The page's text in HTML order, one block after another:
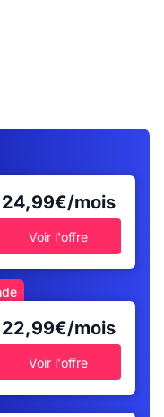
24,99€/mois
Voir l'offre
22,99€/mois
Voir l'offre